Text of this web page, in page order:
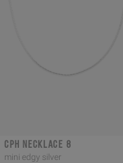
CPH NECKLACE 8
mini edgy silver